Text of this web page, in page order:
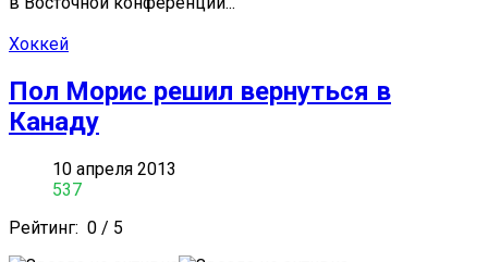
Хоккей
Пол Морис решил вернуться в
Канаду
10 апреля 2013
537
Рейтинг: 0 / 5